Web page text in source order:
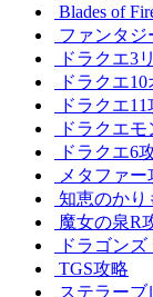
Blades of
ファンタジ
ドラクエ3
ドラクエ
ドラクエ11
ドラクエ
ドラクエ6
メタファー
知恵のかり
魔女の泉R
ドラゴン
TGS攻略
ステラーブ